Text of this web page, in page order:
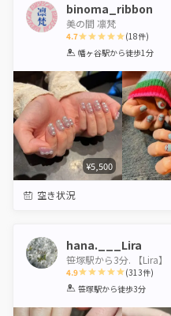
binoma_ribbon
美の間 凛梵
4.7
1 2 3 4 5
(18件)
幡ヶ谷駅から徒歩1分
¥5,500
空き状況
hana.___Lira
笹塚駅から3分. 【Lira】
4.9
1 2 3 4 5
(313件)
笹塚駅から徒歩3分